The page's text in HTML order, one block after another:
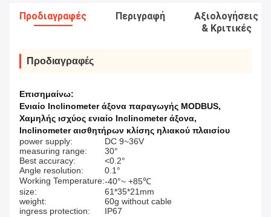
Προδιαγραφές Περιγραφή
Αξιολογήσεις
& Κριτικές
Προδιαγραφές
Επισημαίνω:
Ενιαίο Inclinometer άξονα παραγωγής MODBUS,
Χαμηλής ισχύος ενιαίο Inclinometer άξονα,
Inclinometer αισθητήρων κλίσης ηλιακού πλαισίου
power supply:
DC 9~36V
measuring range:
30°
Best accuracy:
<0.2°
Angle resolution:
0.1°
Working Temperature:-40°~ +85℃
size:
61*35*21mm
weight:
60g without cable
ingress protection:
IP67